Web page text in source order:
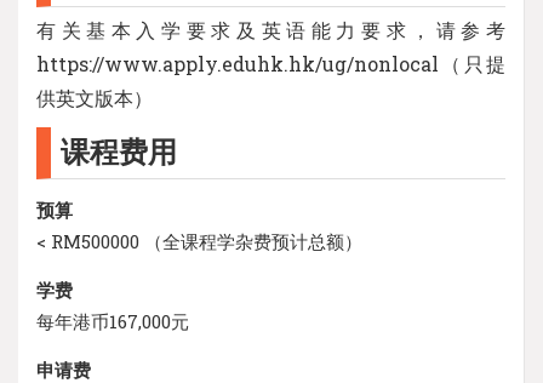
有关基本入学要求及英语能力要求，请参考
https://www.apply.eduhk.hk/ug/nonlocal（只提
供英文版本）
课程费用
预算
< RM500000 （全课程学杂费预计总额）
学费
每年港币167,000元
申请费